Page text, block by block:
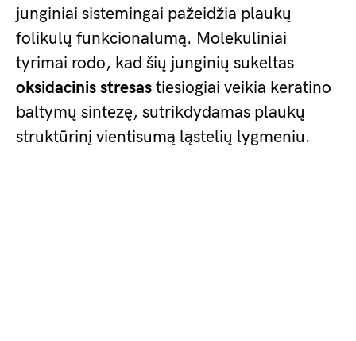
junginiai sistemingai pažeidžia plaukų
folikulų funkcionalumą. Molekuliniai
tyrimai rodo, kad šių junginių sukeltas
oksidacinis stresas tiesiogiai veikia keratino
baltymų sintezę, sutrikdydamas plaukų
struktūrinį vientisumą ląstelių lygmeniu.